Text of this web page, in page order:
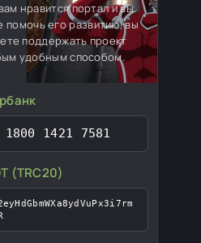
нравится портал и вы
помочь его развитию, вы
поддержать проект
удобным способом.
1800 1421 7581
(TRC20)